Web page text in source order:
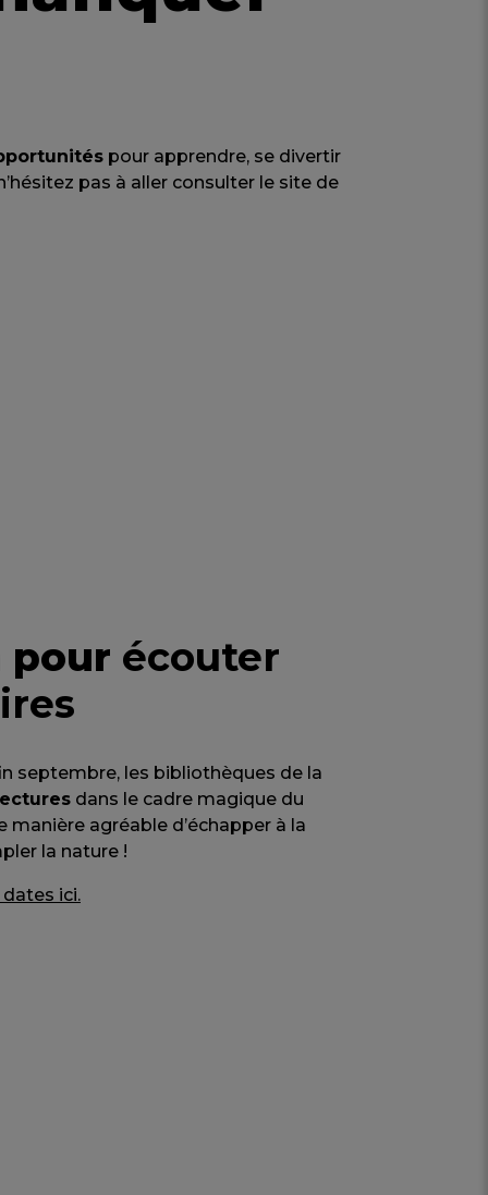
pour apprendre, se divertir
pas à aller consulter le site de
pour écouter
septembre, les bibliothèques de la
dans le cadre magique du
manière agréable d’échapper à la
la nature !
ici.